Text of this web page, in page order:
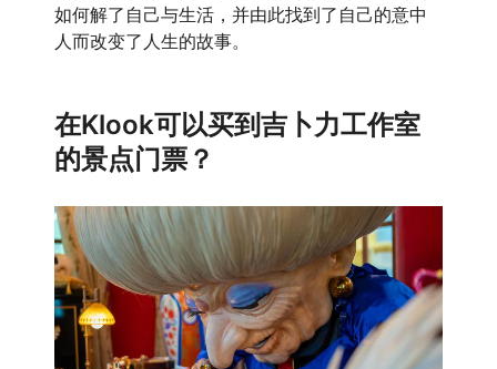
如何解了自己与生活，并由此找到了自己的意中
人而改变了人生的故事。
在Klook可以买到吉卜力工作室
的景点门票？